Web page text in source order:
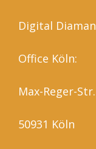
Digital
Office Köln:
Max-Reger-
50931 Köln